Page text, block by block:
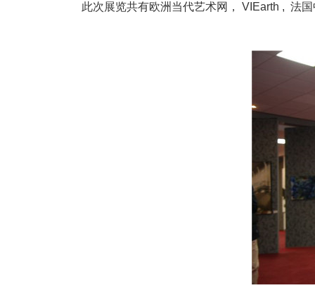
此次展览共有欧洲当代艺术网， VIEarth , 法